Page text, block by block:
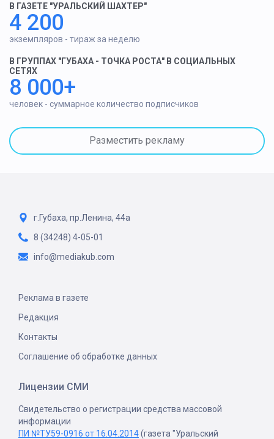
В ГАЗЕТЕ "УРАЛЬСКИЙ ШАХТЕР"
4 200
экземпляров - тираж за неделю
В ГРУППАХ "ГУБАХА - ТОЧКА РОСТА" В СОЦИАЛЬНЫХ
СЕТЯХ
8 000+
человек - суммарное количество подписчиков
Разместить рекламу
г.Губаха, пр.Ленина, 44а
8 (34248) 4-05-01
info@mediakub.com
Реклама в газете
Редакция
Контакты
Соглашение об обработке данных
Лицензии СМИ
Свидетельство о регистрации средства массовой
информации
ПИ №ТУ59-0916 от 16.04.2014(газета "Уральский